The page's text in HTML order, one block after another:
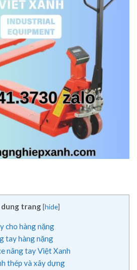
dung trang [hide]
cho hàng nặng
tay hàng nặng
nâng tay Việt Xanh
thép và xây dựng